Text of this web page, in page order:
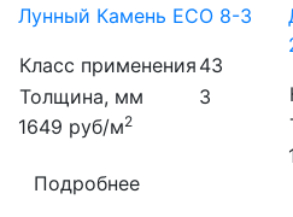
Лунный Камень ECO 8-3
Класс применения 43
Толщина, мм
3
1649 руб/м2
Подробнее